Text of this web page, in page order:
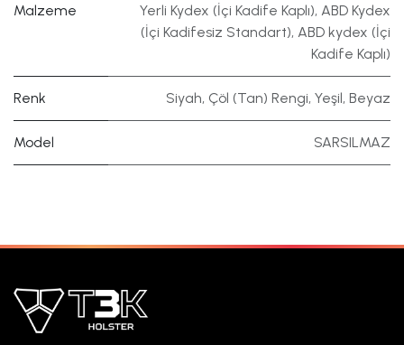
Malzeme Yerli Kydex (İçi Kadife Kaplı), ABD Kydex
(İçi Kadifesiz Standart), ABD kydex (İçi
Kadife Kaplı)
Renk Siyah, Çöl (Tan) Rengi, Yeşil, Beyaz
Model SARSILMAZ